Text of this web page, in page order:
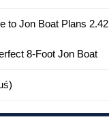
to Jon Boat Plans 2.42
8-Foot Jon Boat